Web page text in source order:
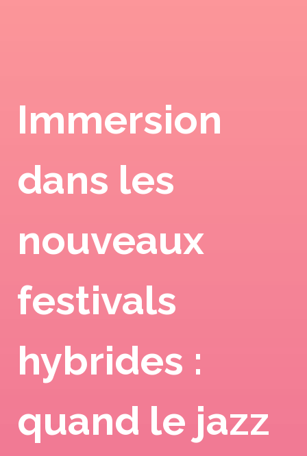
Immersion
dans les
nouveaux
festivals
hybrides :
quand le jazz